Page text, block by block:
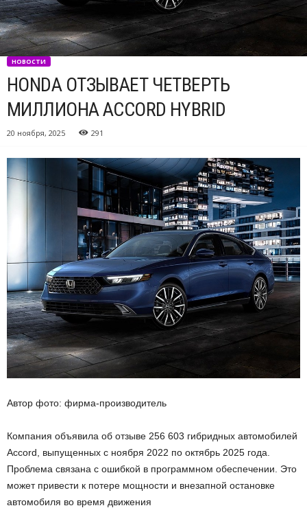
НОВОСТИ
HONDA ОТЗЫВАЕТ ЧЕТВЕРТЬ
МИЛЛИОНА ACCORD HYBRID
20 ноября, 2025 291
Автор фото: фирма-производитель
Компания объявила об отзыве 256 603 гибридных автомобилей
Accord, выпущенных с ноября 2022 по октябрь 2025 года.
Проблема связана с ошибкой в программном обеспечении. Это
может привести к потере мощности и внезапной остановке
автомобиля во время движения